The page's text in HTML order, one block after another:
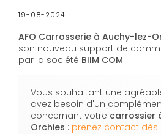
19-08-2024
AFO Carrosserie à Auchy-lez-
son nouveau support de
par la société BIIM COM.
Vous souhaitant une
avez besoin d'un
concernant votre carrossier
Orchies : prenez contact dès